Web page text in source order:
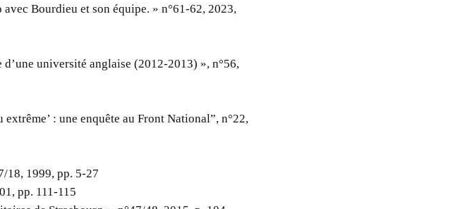
Bourdieu et son équipe. » n°61-62, 2023,
université anglaise (2012-2013) », n°56,
: une enquête au Front National”, n°22,
18, 1999, pp. 5-27
pp. 111-115